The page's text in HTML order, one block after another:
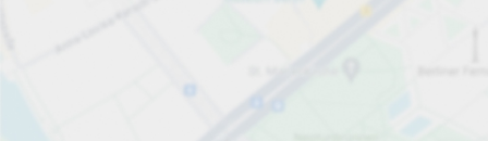
Scegli il tuo